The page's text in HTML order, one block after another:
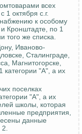
всех
1 октября с.г.
к особому
Кронштадте, по 1
того же списка.
Иваново-
Сталинграде,
Магнитогорске,
категории "А", а их
поселках
"А", а их
школы, которая
предприятия,
данные
2.